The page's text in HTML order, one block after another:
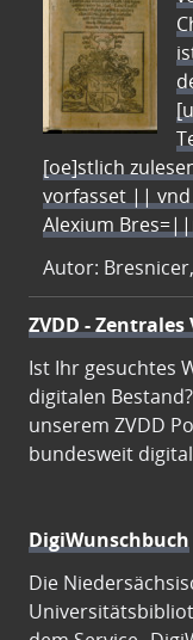
[oe]stlich
vorfasset ||
Alexium
Autor:
ZVDD -
Ist Ihr gesuchtes
digitalen
unserem ZVDD
bundesweit
DigiWunschbuch
Die